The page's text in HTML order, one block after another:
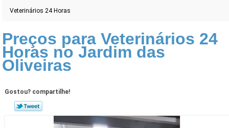
Veterinários 24 Horas
Preços para Veterinários 24
Horas no Jardim das
Oliveiras
Gostou? compartilhe!